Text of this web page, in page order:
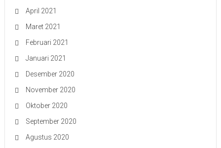
April 2021
Maret 2021
Februari 2021
Januari 2021
Desember 2020
November 2020
Oktober 2020
September 2020
Agustus 2020